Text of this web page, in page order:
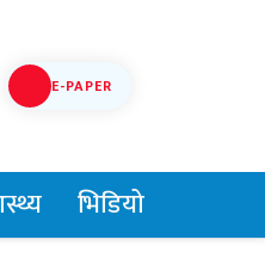
E-PAPER
भिडियो